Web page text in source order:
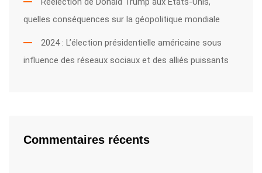
quelles conséquences sur la géopolitique mondiale
2024 : L’élection présidentielle américaine sous
influence des réseaux sociaux et des alliés puissants
Commentaires récents